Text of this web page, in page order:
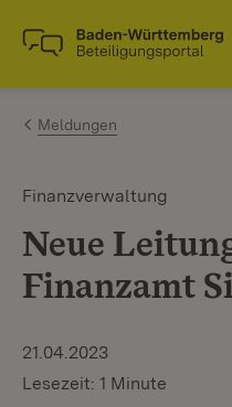
Zum Inhalt springen
Link zur Startseite
Meldungen
Finanzverwaltung
Neue
Finanzamt
21.04.2023
Lesezeit: 1 Minute